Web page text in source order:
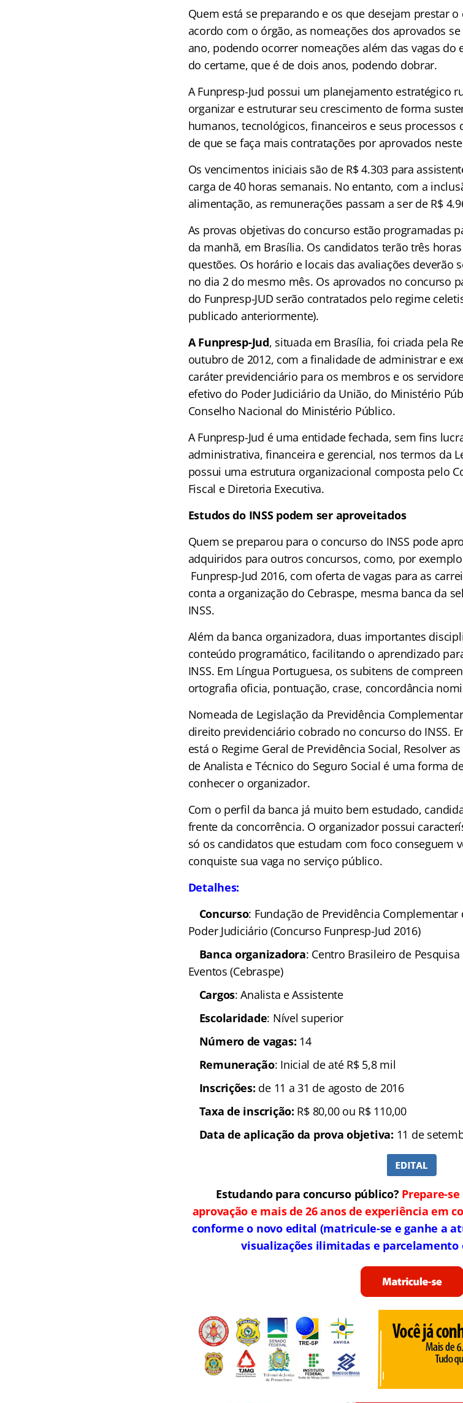
Quem está se preparando e os que desejam prestar
acordo com o órgão, as nomeações dos aprovados
ano, podendo ocorrer nomeações além das vagas do
do certame, que é de dois anos, podendo dobrar.
A Funpresp-Jud possui um planejamento estratégico
organizar e estruturar seu crescimento de forma
humanos, tecnológicos, financeiros e seus processos
de que se faça mais contratações por aprovados
Os vencimentos iniciais são de R$ 4.303 para
carga de 40 horas semanais. No entanto, com a
alimentação, as remunerações passam a ser de R$
As provas objetivas do concurso estão programadas
da manhã, em Brasília. Os candidatos terão três
questões. Os horário e locais das avaliações deverão
no dia 2 do mesmo mês. Os aprovados no concurso
do Funpresp-JUD serão contratados pelo regime
publicado anteriormente).
A Funpresp-Jud, situada em Brasília, foi criada pela
outubro de 2012, com a finalidade de administrar e
caráter previdenciário para os membros e os
efetivo do Poder Judiciário da União, do Ministério
Conselho Nacional do Ministério Público.
A Funpresp-Jud é uma entidade fechada, sem fins
administrativa, financeira e gerencial, nos termos da
possui uma estrutura organizacional composta pelo
Fiscal e Diretoria Executiva.
Estudos do INSS podem ser aproveitados
Quem se preparou para o concurso do INSS pode
adquiridos para outros concursos, como, por
Funpresp-Jud 2016, com oferta de vagas para as
conta a organização do Cebraspe, mesma banca da
INSS.
Além da banca organizadora, duas importantes
conteúdo programático, facilitando o aprendizado
INSS. Em Língua Portuguesa, os subitens de
ortografia oficia, pontuação, crase, concordância
Nomeada de Legislação da Previdência
direito previdenciário cobrado no concurso do INSS.
está o Regime Geral de Previdência Social, Resolver
de Analista e Técnico do Seguro Social é uma forma
conhecer o organizador.
Com o perfil da banca já muito bem estudado,
frente da concorrência. O organizador possui
só os candidatos que estudam com foco conseguem
conquiste sua vaga no serviço público.
Detalhes:
Concurso: Fundação de Previdência
Poder Judiciário (Concurso Funpresp-Jud 2016)
Banca organizadora: Centro Brasileiro de
Eventos (Cebraspe)
Cargos: Analista e Assistente
Escolaridade: Nível superior
Número de vagas: 14
Remuneração: Inicial de até R$ 5,8 mil
Inscrições: de 11 a 31 de agosto de 2016
Taxa de inscrição: R$ 80,00 ou R$ 110,00
Data de aplicação da prova objetiva: 11 de
Estudando para concurso público? Prepare-
aprovação e mais de 26 anos de experiência em
conforme o novo edital (matricule-se e ganhe a
visualizações ilimitadas e parcelamento